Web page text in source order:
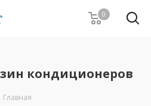
0
кондиционеров
Главная